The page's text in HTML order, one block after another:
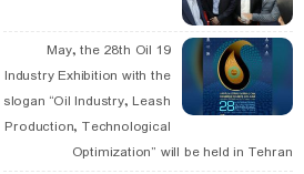
19 May, the 28th Oil
Industry Exhibition with the
slogan “Oil Industry, Leash
Production, Technological
Optimization” will be held in Tehran